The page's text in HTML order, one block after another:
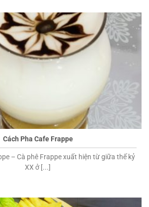
Cách Pha Cafe Frappe
– Cà phê Frappe xuất hiện từ giữa thế kỷ
XX ở [...]